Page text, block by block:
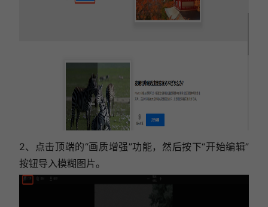
2、点击顶端的“画质增强”功能，然后按下“开始编辑”
按钮导入模糊图片。